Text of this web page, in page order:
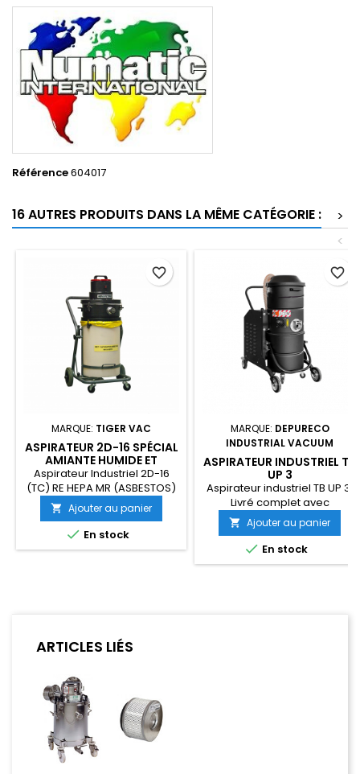
Référence604017
16 AUTRES PRODUITS DANS LA MÊME CATÉGORIE :
>
<
MARQUE: TIGER VAC
ASPIRATEUR 2D-16 SPÉCIAL
AMIANTE HUMIDE ET
SATURÉE
Aspirateur Industriel 2D-16
(TC) RE HEPA MR (ASBESTOS)
- Solution Spécialisée pour le
Désamiantage Livré complet
avec accessoires standards,
 Ajouter au panier
 En stock
favorite_border
MARQUE: DEPURECO
INDUSTRIAL VACUUM
ASPIRATEUR INDUSTRIEL TB
UP 3
Aspirateur industriel TB UP 3.
Livré complet avec
accessoires standards, prêt
à l'utilisation.
 Ajouter au panier
 En stock
favorite_border
ARTICLES LIÉS